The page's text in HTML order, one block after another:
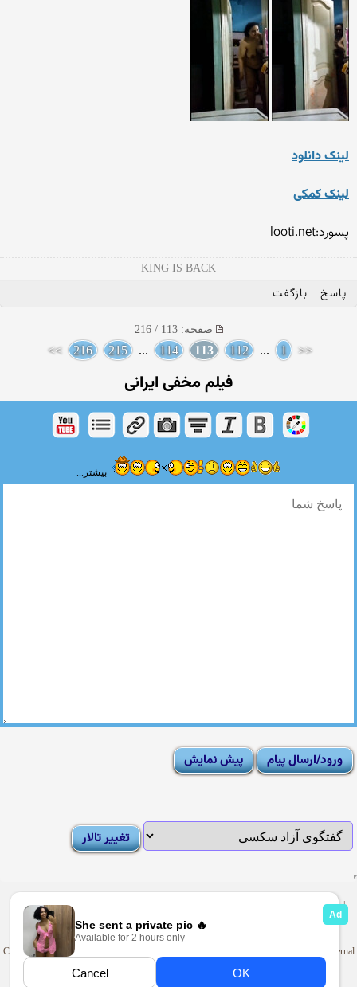
لینک دانلود
لینک کمکی
پسورد:looti.net
KING IS BACK
پاسخ بازگفت
صفحه: 113 / 216
<<
1
...
112
113
114
...
215
216
>>
فیلم مخفی ایرانی
بیشتر...
Moderator List |
Sexy Pictures Archive
Adult Forums
Copyright © 2009-2025
. Looti Forums is not responsible for the content of external